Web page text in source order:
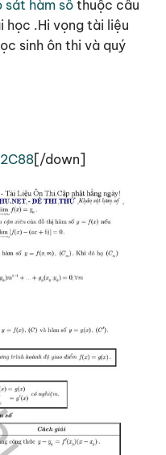
sát hàm số thuộc câu
học .Hi vọng tài liệu
sinh ôn thi và quý
[/down]